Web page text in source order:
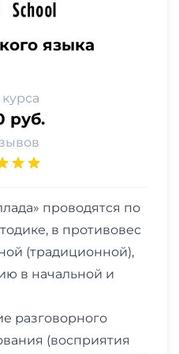
языка
руб.
проводятся по
в противовес
(традиционной),
в начальной и
разговорного
(восприятия